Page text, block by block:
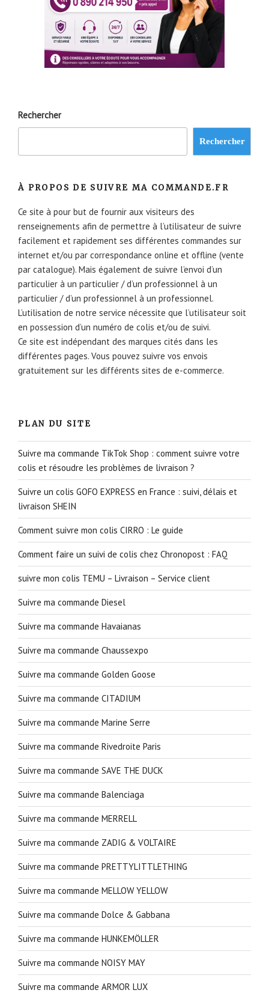
Rechercher
Rechercher
À PROPOS DE SUIVRE MA COMMANDE.FR
Ce site à pour but de fournir aux visiteurs des
renseignements afin de permettre à l’utilisateur de suivre
facilement et rapidement ses différentes commandes sur
internet et/ou par correspondance online et offline (vente
par catalogue). Mais également de suivre l’envoi d’un
particulier à un particulier / d’un professionnel à un
particulier / d’un professionnel à un professionnel.
L’utilisation de notre service nécessite que l’utilisateur soit
en possession d’un numéro de colis et/ou de suivi.
Ce site est indépendant des marques cités dans les
différentes pages. Vous pouvez suivre vos envois
gratuitement sur les différents sites de e-commerce.
PLAN DU SITE
Suivre ma commande TikTok Shop : comment suivre votre
colis et résoudre les problèmes de livraison ?
Suivre un colis GOFO EXPRESS en France : suivi, délais et
livraison SHEIN
Comment suivre mon colis CIRRO : Le guide
Comment faire un suivi de colis chez Chronopost : FAQ
suivre mon colis TEMU – Livraison – Service client
Suivre ma commande Diesel
Suivre ma commande Havaianas
Suivre ma commande Chaussexpo
Suivre ma commande Golden Goose
Suivre ma commande CITADIUM
Suivre ma commande Marine Serre
Suivre ma commande Rivedroite Paris
Suivre ma commande SAVE THE DUCK
Suivre ma commande Balenciaga
Suivre ma commande MERRELL
Suivre ma commande ZADIG & VOLTAIRE
Suivre ma commande PRETTYLITTLETHING
Suivre ma commande MELLOW YELLOW
Suivre ma commande Dolce & Gabbana
Suivre ma commande HUNKEMÖLLER
Suivre ma commande NOISY MAY
Suivre ma commande ARMOR LUX